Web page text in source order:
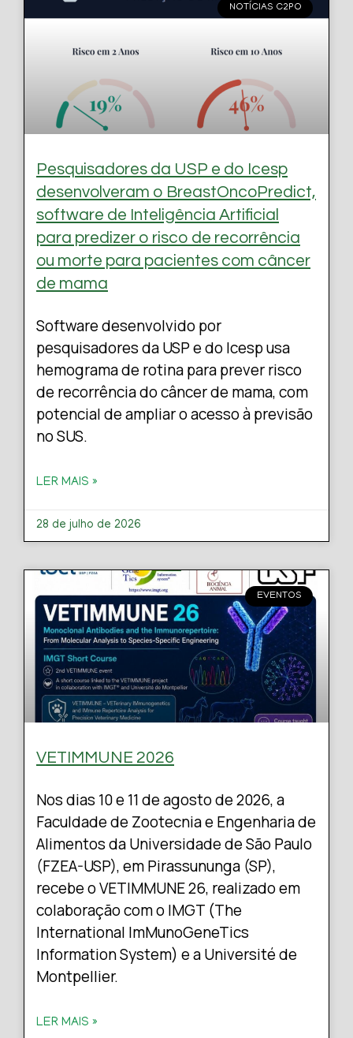
NOTÍCIAS C2PO
Pesquisadores da USP e do Icesp
desenvolveram o BreastOncoPredict,
software de Inteligência Artificial
para predizer o risco de recorrência
ou morte para pacientes com câncer
de mama
Software desenvolvido por
pesquisadores da USP e do Icesp usa
hemograma de rotina para prever risco
de recorrência do câncer de mama, com
potencial de ampliar o acesso à previsão
no SUS.
LER MAIS »
28 de julho de 2026
EVENTOS
VETIMMUNE 2026
Nos dias 10 e 11 de agosto de 2026, a
Faculdade de Zootecnia e Engenharia de
Alimentos da Universidade de São Paulo
(FZEA-USP), em Pirassununga (SP),
recebe o VETIMMUNE 26, realizado em
colaboração com o IMGT (The
International ImMunoGeneTics
Information System) e a Université de
Montpellier.
LER MAIS »